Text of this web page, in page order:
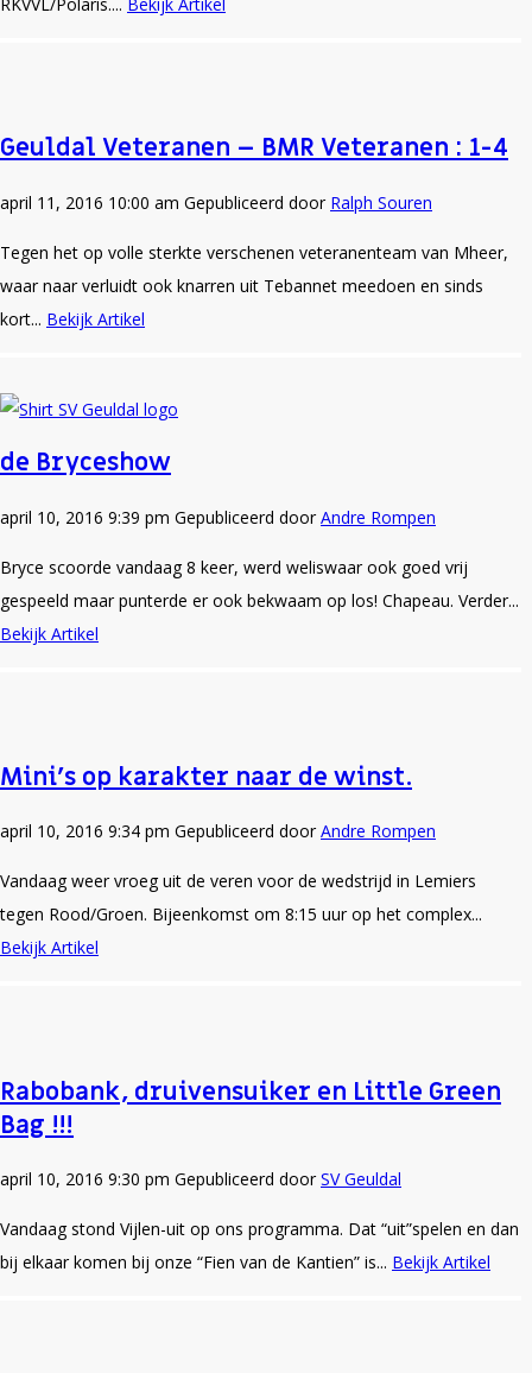
Geuldal Veteranen – BMR Veteranen : 1-4
april 11, 2016 10:00 am Gepubliceerd door Ralph Souren
Tegen het op volle sterkte verschenen veteranenteam van Mheer,
waar naar verluidt ook knarren uit Tebannet meedoen en sinds
kort... Bekijk Artikel
de Bryceshow
april 10, 2016 9:39 pm Gepubliceerd doorAndre Rompen
Bryce scoorde vandaag 8 keer, werd weliswaar ook goed vrij
gespeeld maar punterde er ook bekwaam op los! Chapeau. Verder...
Bekijk Artikel
Mini’s op karakter naar de winst.
april 10, 2016 9:34 pm Gepubliceerd doorAndre Rompen
Vandaag weer vroeg uit de veren voor de wedstrijd in Lemiers
tegen Rood/Groen. Bijeenkomst om 8:15 uur op het complex...
Bekijk Artikel
Rabobank, druivensuiker en Little Green
Bag !!!
april 10, 2016 9:30 pm Gepubliceerd doorSV Geuldal
Vandaag stond Vijlen-uit op ons programma. Dat “uit”spelen en dan
bij elkaar komen bij onze “Fien van de Kantien” is... Bekijk Artikel